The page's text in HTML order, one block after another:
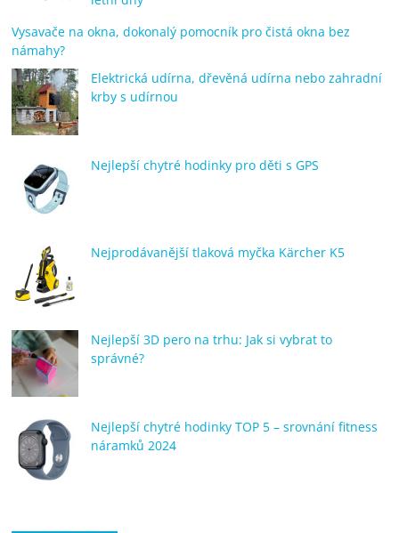
Vysavače na okna, dokonalý pomocník pro čistá okna bez
námahy?
Elektrická udírna, dřevěná udírna nebo zahradní
krby s udírnou
Nejlepší chytré hodinky pro děti s GPS
Nejprodávanější tlaková myčka Kärcher K5
Nejlepší 3D pero na trhu: Jak si vybrat to
správné?
Nejlepší chytré hodinky TOP 5 – srovnání fitness
náramků 2024